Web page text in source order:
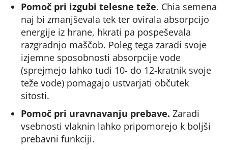
Pomoč pri izgubi telesne teže. Chia semena
naj bi zmanjševala tek ter ovirala absorpcijo
energije iz hrane, hkrati pa pospeševala
razgradnjo maščob. Poleg tega zaradi svoje
izjemne sposobnosti absorpcije vode
(sprejmejo lahko tudi 10- do 12-kratnik svoje
teže vode) pomagajo ustvarjati občutek
sitosti.
Pomoč pri uravnavanju prebave. Zaradi
vsebnosti vlaknin lahko pripomorejo k boljši
prebavni funkciji.